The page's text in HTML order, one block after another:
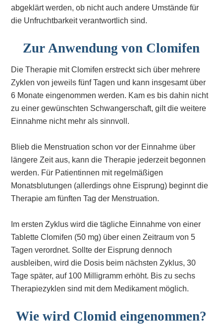
abgeklärt werden, ob nicht auch andere Umstände für
die Unfruchtbarkeit verantwortlich sind.
Zur Anwendung von Clomifen
Die Therapie mit Clomifen erstreckt sich über mehrere
Zyklen von jeweils fünf Tagen und kann insgesamt über
6 Monate eingenommen werden. Kam es bis dahin nicht
zu einer gewünschten Schwangerschaft, gilt die weitere
Einnahme nicht mehr als sinnvoll.
Blieb die Menstruation schon vor der Einnahme über
längere Zeit aus, kann die Therapie jederzeit begonnen
werden. Für Patientinnen mit regelmäßigen
Monatsblutungen (allerdings ohne Eisprung) beginnt die
Therapie am fünften Tag der Menstruation.
Im ersten Zyklus wird die tägliche Einnahme von einer
Tablette Clomifen (50 mg) über einen Zeitraum von 5
Tagen verordnet. Sollte der Eisprung dennoch
ausbleiben, wird die Dosis beim nächsten Zyklus, 30
Tage später, auf 100 Milligramm erhöht. Bis zu sechs
Therapiezyklen sind mit dem Medikament möglich.
Wie wird Clomid eingenommen?